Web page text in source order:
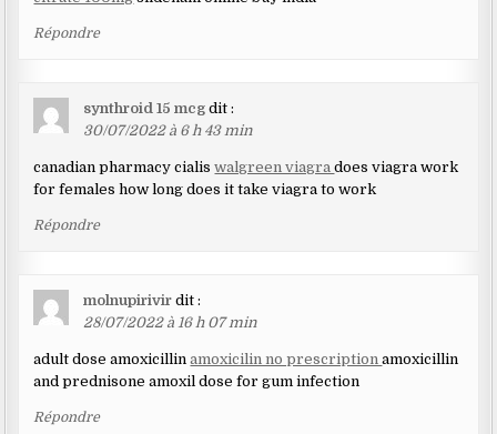
Répondre
synthroid 15 mcg dit :
30/07/2022 à 6 h 43 min
canadian pharmacy cialiswalgreen viagradoes viagra work
for females how long does it take viagra to work
Répondre
molnupirivir dit :
28/07/2022 à 16 h 07 min
adult dose amoxicillinamoxicilin no prescriptionamoxicillin
and prednisone amoxil dose for gum infection
Répondre